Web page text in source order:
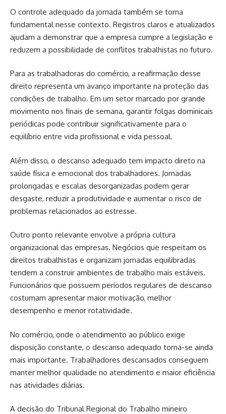
O controle adequado da jornada também se torna
fundamental nesse contexto. Registros claros e atualizados
ajudam a demonstrar que a empresa cumpre a legislação e
reduzem a possibilidade de conflitos trabalhistas no futuro.
Para as trabalhadoras do comércio, a reafirmação desse
direito representa um avanço importante na proteção das
condições de trabalho. Em um setor marcado por grande
movimento nos finais de semana, garantir folgas dominicais
periódicas pode contribuir significativamente para o
equilíbrio entre vida profissional e vida pessoal.
Além disso, o descanso adequado tem impacto direto na
saúde física e emocional dos trabalhadores. Jornadas
prolongadas e escalas desorganizadas podem gerar
desgaste, reduzir a produtividade e aumentar o risco de
problemas relacionados ao estresse.
Outro ponto relevante envolve a própria cultura
organizacional das empresas. Negócios que respeitam os
direitos trabalhistas e organizam jornadas equilibradas
tendem a construir ambientes de trabalho mais estáveis.
Funcionários que possuem períodos regulares de descanso
costumam apresentar maior motivação, melhor
desempenho e menor rotatividade.
No comércio, onde o atendimento ao público exige
disposição constante, o descanso adequado torna-se ainda
mais importante. Trabalhadores descansados conseguem
manter melhor qualidade no atendimento e maior eficiência
nas atividades diárias.
A decisão do Tribunal Regional do Trabalho mineiro